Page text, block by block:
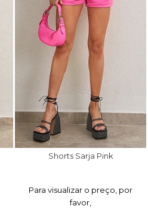
Shorts Sarja Pink
Para visualizar o preço, por
favor,